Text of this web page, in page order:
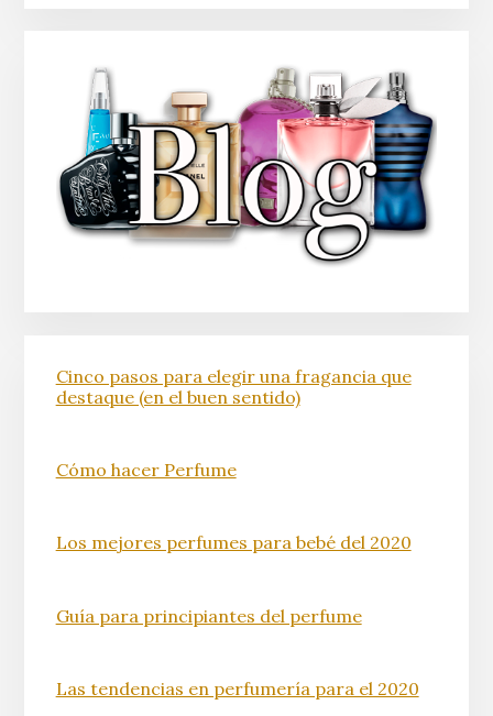
Cinco pasos para elegir una fragancia que
destaque (en el buen sentido)
Cómo hacer Perfume
Los mejores perfumes para bebé del 2020
Guía para principiantes del perfume
Las tendencias en perfumería para el 2020